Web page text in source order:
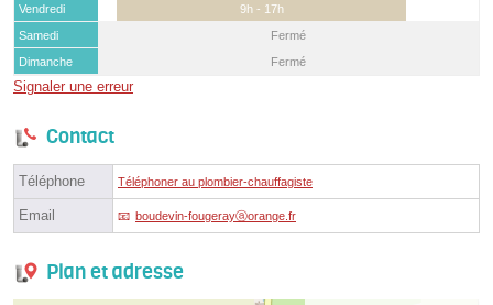
Vendredi
9h - 17h
Samedi
Fermé
Dimanche
Fermé
Signaler une erreur
Contact
Téléphone Téléphoner au plombier-chauffagiste
Email boudevin-fougerayⓐorange.fr
Plan et adresse